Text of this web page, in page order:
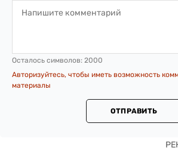
Осталось символов: 2000
Авторизуйтесь, чтобы иметь возможность
материалы
ОТПРАВИТЬ